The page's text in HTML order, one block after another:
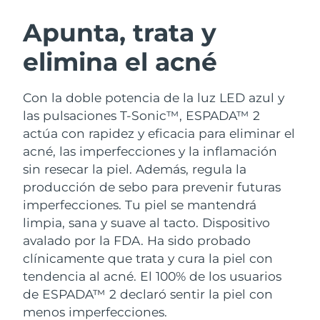
Apunta, trata y
elimina el acné
Con la doble potencia de la luz LED azul y
las pulsaciones T-Sonic™, ESPADA™ 2
actúa con rapidez y eficacia para eliminar el
acné, las imperfecciones y la inflamación
sin resecar la piel. Además, regula la
producción de sebo para prevenir futuras
imperfecciones. Tu piel se mantendrá
limpia, sana y suave al tacto. Dispositivo
avalado por la FDA. Ha sido probado
clínicamente que trata y cura la piel con
tendencia al acné. El 100% de los usuarios
de ESPADA™ 2 declaró sentir la piel con
menos imperfecciones.
LUNA™ 4 pack
Anti-aging massage
LUNA™ 4 Plus
Massage, LED heating
LUNA™ 4 Men
For men, anti-aging massage
BEAR™ 2 pack
Microcurrent toning
BEAR™ 2 go
Microcurrent toning on-the-go
BEAR™ 2 eyes & lips
Microcurrent line smoothing device
Hidratación
UFO™ 3 pack
Deep facial hydration
UFO™ 3 LED
Near-infrared and red light therapy
device
Cuidado bucal
issa™ 4
Hybrid silicone sonic toothbrush
issa™ 4 plus
Smart hybrid silicone sonic toothbrush
TRATAMIENTO ANTIEDAD FAQ™
Antiedad Tratamientos LED
NEW
Austria
Baréin Entrega prevista
Bélgica
Bermudas Entrega prevista
Bosnia y Herzegovina Entrega prevista১৪/৮/২৬
Brunéi Entrega prevista১৬/৮/২৬
Bulgaria Entrega prevista১১/৮/২৬
Canadá Entrega prevista১৫/৮/২৬
Chile Entrega prevista১৫/৮/২৬